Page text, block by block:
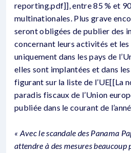
reporting.pdf]], entre 85 % et
multinationales. Plus grave
seront obligées de publier des
concernant leurs activités et les
uniquement dans les pays de
elles sont implantées et dans
figurant sur la liste de l’UE[[La
paradis fiscaux de l’Union
publiée dans le courant de
« Avec le scandale des Panama
attendre à des mesures beaucoup